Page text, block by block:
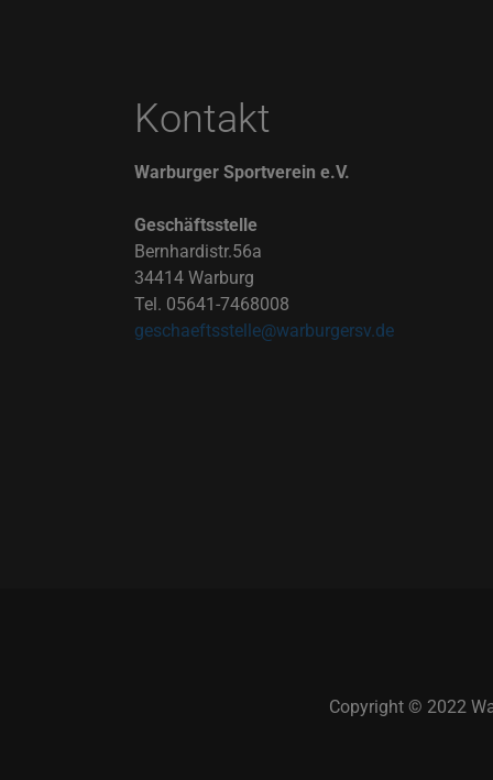
Kontakt
Warburger Sportverein e.V.
Geschäftsstelle
Bernhardistr.56a
34414 Warburg
Tel. 05641-7468008
geschaeftsstelle@warburgersv.de
Copyright © 2022